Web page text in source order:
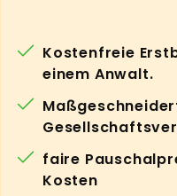
Kostenfreie
einem Anwalt.
faire
Kosten